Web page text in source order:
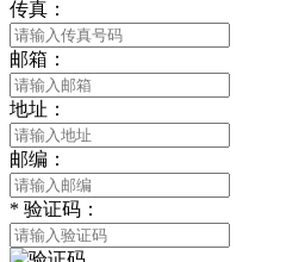
传真：
邮箱：
地址：
邮编：
* 验证码：